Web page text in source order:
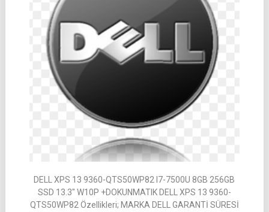
DELL XPS 13 9360-QTS50WP82 I7-7500U 8GB 256GB
SSD 13.3″ W10P +DOKUNMATIK DELL XPS 13 9360-
QTS50WP82 Özellikleri; MARKA DELL GARANTİ SÜRESİ